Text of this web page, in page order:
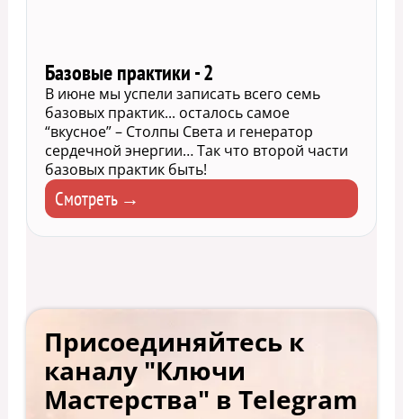
Базовые практики - 2
В июне мы успели записать всего семь
базовых практик... осталось самое
“вкусное” – Столпы Света и генератор
сердечной энергии… Так что второй части
базовых практик быть!
Смотреть →
Присоединяйтесь к
каналу "Ключи
Мастерства" в Telegram